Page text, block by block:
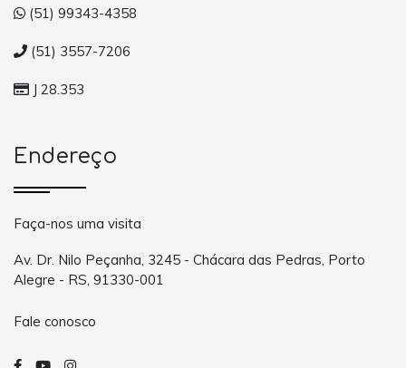
(51) 99343-4358
(51) 3557-7206
J 28.353
Endereço
Faça-nos uma visita
Av. Dr. Nilo Peçanha, 3245 - Chácara das Pedras, Porto
Alegre - RS, 91330-001
Fale conosco